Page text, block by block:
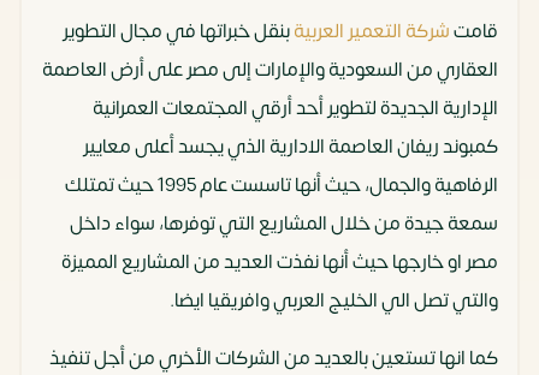
قامتشركة التعمير العربيةبنقل خبراتها في مجال التطوير
العقاري من السعودية والإمارات إلى مصر على أرض العاصمة
الإدارية الجديدة لتطوير أحد أرقي المجتمعات العمرانية
كمبوند ريفان العاصمة الادارية الذي يجسد أعلى معايير
الرفاهية والجمال، حيث أنها تاسست عام 1995 حيث تمتلك
سمعة جيدة من خلال المشاريع التي توفرها، سواء داخل
مصر او خارجها حيث أنها نفذت العديد من المشاريع المميزة
والتي تصل الي الخليج العربي وافريقيا ايضا.
كما انها تستعين بالعديد من الشركات الأخري من أجل تنفيذ